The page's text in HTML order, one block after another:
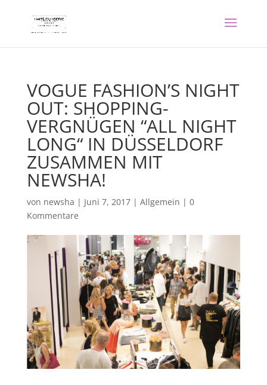
VOGUE FASHION’S NIGHT
OUT: SHOPPING-
VERGNÜGEN “ALL NIGHT
LONG“ IN DÜSSELDORF
ZUSAMMEN MIT
NEWSHA!
von newsha | Juni 7, 2017| Allgemein | 0
Kommentare